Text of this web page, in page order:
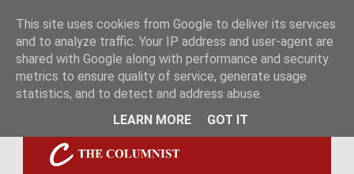
This site uses cookies from Google to deliver its services
and to analyze traffic. Your IP address and user-agent are
shared with Google along with performance and security
metrics to ensure quality of service, generate usage
statistics, and to detect and address abuse.
LEARN MORE
GOT IT